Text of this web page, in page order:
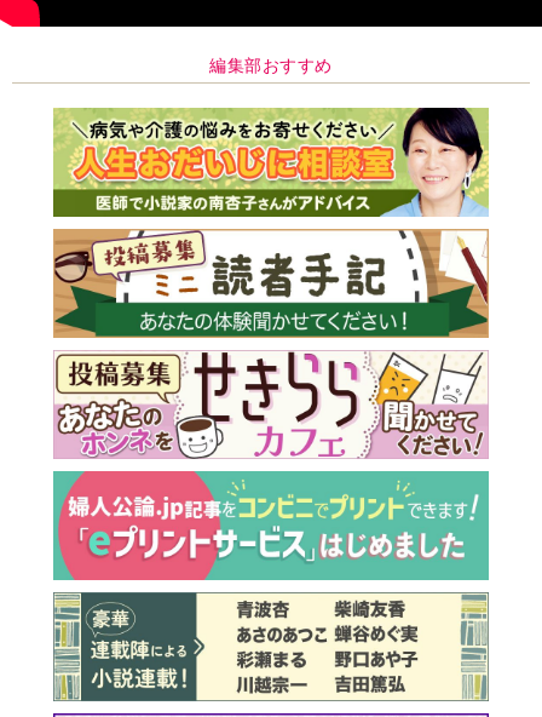
編集部おすすめ